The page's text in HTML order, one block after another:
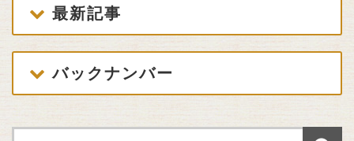
最新記事
バックナンバー